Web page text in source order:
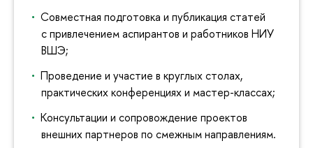
Совместная подготовка и публикация статей
с привлечением аспирантов и работников НИУ
ВШЭ;
Проведение и участие в круглых столах,
практических конференциях и мастер-классах;
Консультации и сопровождение проектов
внешних партнеров по смежным направлениям.